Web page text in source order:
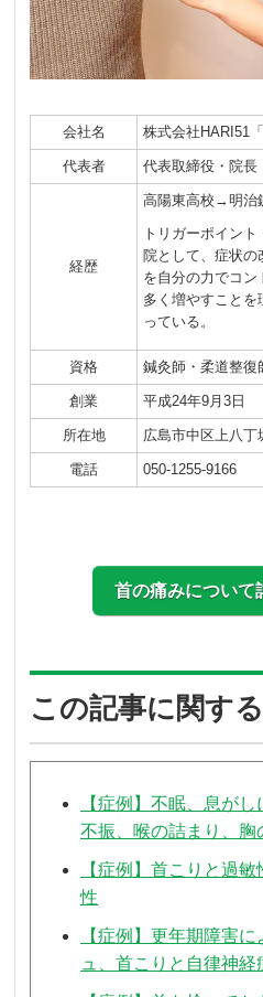
会社名 株式会社HARI51
代表者 代表取締役・院
経歴
高陽東高校→明治
トリガーポイン
院として、症状
を自分の力でコン
多く増やすことを
っている。
資格 鍼灸師・柔道整復
創業 平成24年9月3日
所在地 広島市中区上八丁
電話 050-1255-9166
首の痛みについて
この記事に関す
【症例】不眠、息が
不振、喉の詰まり、
【症例】首こりと過
性
【症例】更年期障害
ュ、首こりと自律神